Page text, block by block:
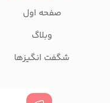
صفحه اول
وبلاگ
شگفت انگیزها